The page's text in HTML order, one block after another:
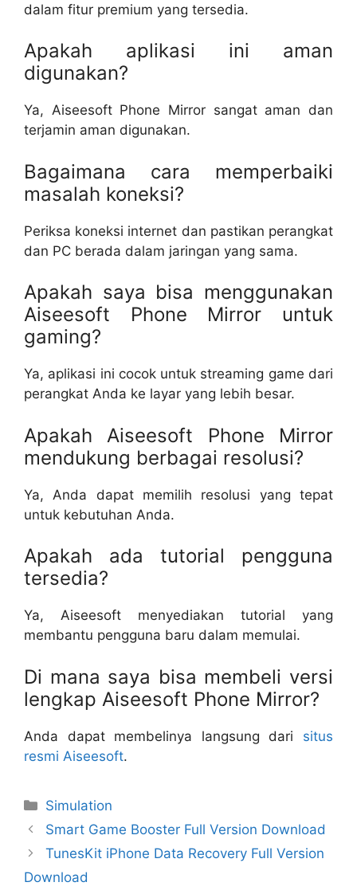
dalam fitur premium yang tersedia.
Apakah aplikasi ini aman
digunakan?
Ya, Aiseesoft Phone Mirror sangat aman dan
terjamin aman digunakan.
Bagaimana cara memperbaiki
masalah koneksi?
Periksa koneksi internet dan pastikan perangkat
dan PC berada dalam jaringan yang sama.
Apakah saya bisa menggunakan
Aiseesoft Phone Mirror untuk
gaming?
Ya, aplikasi ini cocok untuk streaming game dari
perangkat Anda ke layar yang lebih besar.
Apakah Aiseesoft Phone Mirror
mendukung berbagai resolusi?
Ya, Anda dapat memilih resolusi yang tepat
untuk kebutuhan Anda.
Apakah ada tutorial pengguna
tersedia?
Ya, Aiseesoft menyediakan tutorial yang
membantu pengguna baru dalam memulai.
Di mana saya bisa membeli versi
lengkap Aiseesoft Phone Mirror?
Anda dapat membelinya langsung dari situs
resmi Aiseesoft.
Categories
Simulation
Smart Game Booster Full Version Download
TunesKit iPhone Data Recovery Full Version
Download